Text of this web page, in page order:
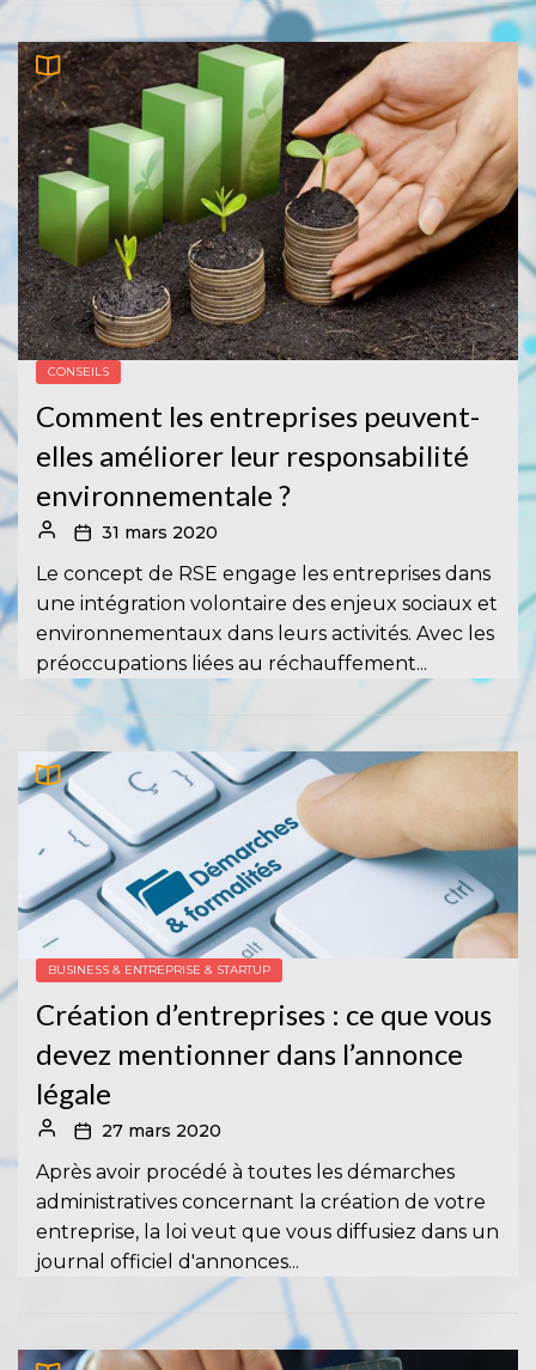
CONSEILS
Comment les entreprises peuvent-
elles améliorer leur responsabilité
environnementale ?
31 mars 2020
Le concept de RSE engage les entreprises dans
une intégration volontaire des enjeux sociaux et
environnementaux dans leurs activités. Avec les
préoccupations liées au réchauffement...
BUSINESS & ENTREPRISE & STARTUP
Création d’entreprises : ce que vous
devez mentionner dans l’annonce
légale
27 mars 2020
Après avoir procédé à toutes les démarches
administratives concernant la création de votre
entreprise, la loi veut que vous diffusiez dans un
journal officiel d'annonces...